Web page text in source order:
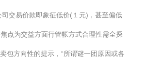
交易价款即象征低价(１元)，甚至偏低
点为交益方面行管帐方式合理性需全探
包方向性的提示，“所谓谜一团原因或各